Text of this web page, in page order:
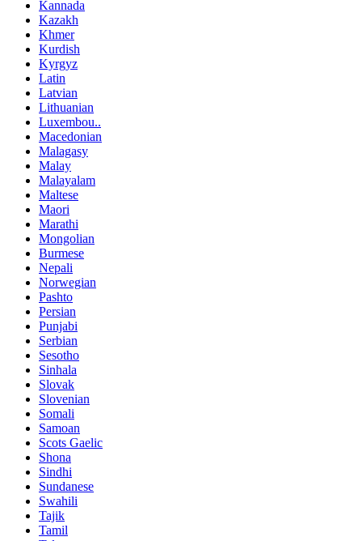
Kannada
Kazakh
Khmer
Kurdish
Kyrgyz
Latin
Latvian
Lithuanian
Luxembou..
Macedonian
Malagasy
Malay
Malayalam
Maltese
Maori
Marathi
Mongolian
Burmese
Nepali
Norwegian
Pashto
Persian
Punjabi
Serbian
Sesotho
Sinhala
Slovak
Slovenian
Somali
Samoan
Scots Gaelic
Shona
Sindhi
Sundanese
Swahili
Tajik
Tamil